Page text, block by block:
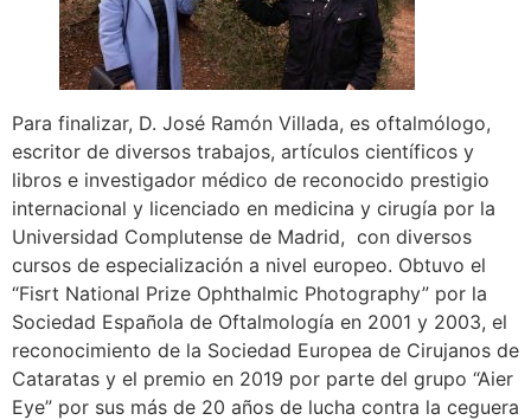
Para finalizar, D. José Ramón Villada, es oftalmólogo,
escritor de diversos trabajos, artículos científicos y
libros e investigador médico de reconocido prestigio
internacional y licenciado en medicina y cirugía por la
Universidad Complutense de Madrid, con diversos
cursos de especialización a nivel europeo. Obtuvo el
“Fisrt National Prize Ophthalmic Photography” por la
Sociedad Española de Oftalmología en 2001 y 2003, el
reconocimiento de la Sociedad Europea de Cirujanos de
Cataratas y el premio en 2019 por parte del grupo “Aier
Eye” por sus más de 20 años de lucha contra la ceguera